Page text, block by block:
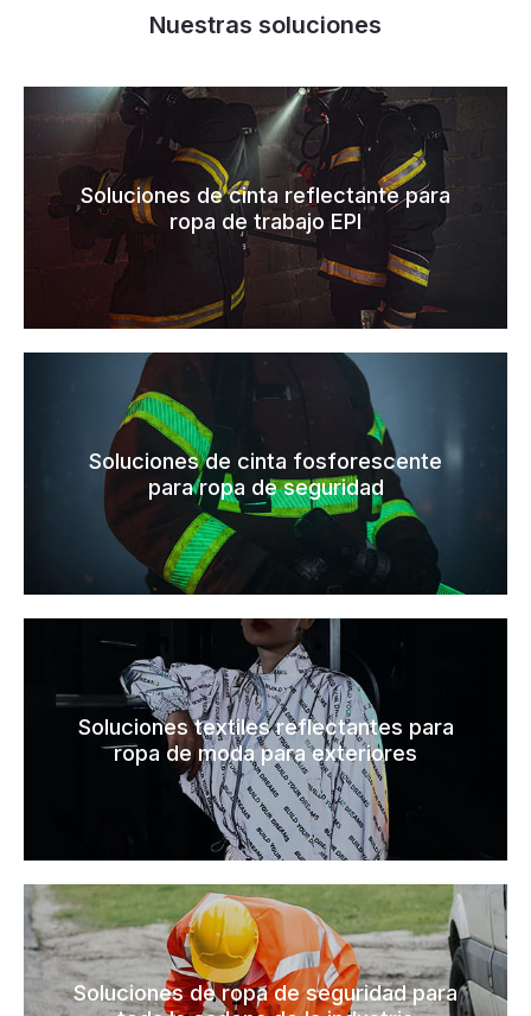
Nuestras soluciones
Soluciones de cinta reflectante para
ropa de trabajo EPI
Soluciones de cinta fosforescente
para ropa de seguridad
Soluciones textiles reflectantes para
ropa de moda para exteriores
Soluciones de ropa de seguridad para